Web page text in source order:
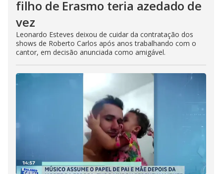
filho de Erasmo teria azedado de
vez
Leonardo Esteves deixou de cuidar da contratação dos
shows de Roberto Carlos após anos trabalhando com o
cantor, em decisão anunciada como amigável.